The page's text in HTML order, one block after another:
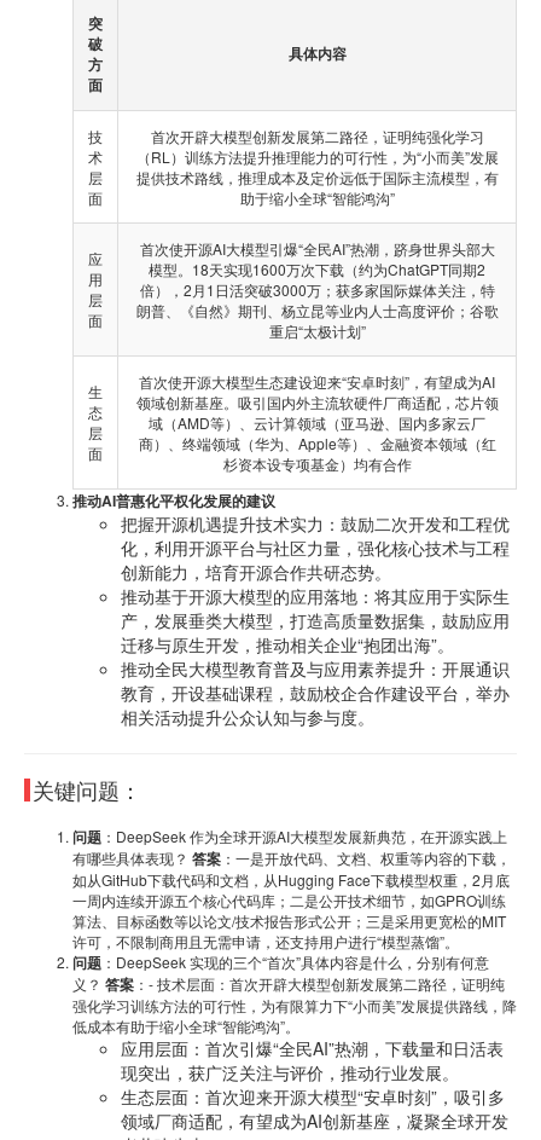
突
破
方
面
具体内容
技
术
层
面
首次开辟大模型创新发展第二路径，证明纯强化学习
（RL）训练方法提升推理能力的可行性，为“小而美”发展
提供技术路线，推理成本及定价远低于国际主流模型，有
助于缩小全球“智能鸿沟”
应
用
层
面
首次使开源AI大模型引爆“全民AI”热潮，跻身世界头部大
模型。18天实现1600万次下载（约为ChatGPT同期2
倍），2月1日活突破3000万；获多家国际媒体关注，特
朗普、《自然》期刊、杨立昆等业内人士高度评价；谷歌
重启“太极计划”
生
态
层
面
首次使开源大模型生态建设迎来“安卓时刻”，有望成为AI
领域创新基座。吸引国内外主流软硬件厂商适配，芯片领
域（AMD等）、云计算领域（亚马逊、国内多家云厂
商）、终端领域（华为、Apple等）、金融资本领域（红
杉资本设专项基金）均有合作
推动AI普惠化平权化发展的建议
把握开源机遇提升技术实力：鼓励二次开发和工程优
化，利用开源平台与社区力量，强化核心技术与工程
创新能力，培育开源合作共研态势。
推动基于开源大模型的应用落地：将其应用于实际生
产，发展垂类大模型，打造高质量数据集，鼓励应用
迁移与原生开发，推动相关企业“抱团出海”。
推动全民大模型教育普及与应用素养提升：开展通识
教育，开设基础课程，鼓励校企合作建设平台，举办
相关活动提升公众认知与参与度。
关键问题：
问题 ：DeepSeek 作为全球开源AI大模型发展新典范，在开源实践上
有哪些具体表现？ 答案 ：一是开放代码、文档、权重等内容的下载，
如从GitHub下载代码和文档，从Hugging Face下载模型权重，2月底
一周内连续开源五个核心代码库；二是公开技术细节，如GPRO训练
算法、目标函数等以论文/技术报告形式公开；三是采用更宽松的MIT
许可，不限制商用且无需申请，还支持用户进行“模型蒸馏”。
问题 ：DeepSeek 实现的三个“首次”具体内容是什么，分别有何意
义？ 答案 ：- 技术层面：首次开辟大模型创新发展第二路径，证明纯
强化学习训练方法的可行性，为有限算力下“小而美”发展提供路线，降
低成本有助于缩小全球“智能鸿沟”。
应用层面：首次引爆“全民AI”热潮，下载量和日活表
现突出，获广泛关注与评价，推动行业发展。
生态层面：首次迎来开源大模型“安卓时刻”，吸引多
领域厂商适配，有望成为AI创新基座，凝聚全球开发